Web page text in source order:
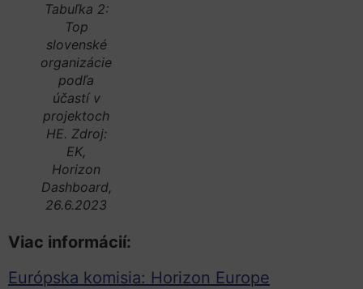
Tabuľka 2:
Top
slovenské
organizácie
podľa
účastí v
projektoch
HE. Zdroj:
EK,
Horizon
Dashboard,
26.6.2023
Viac informácií:
Európska komisia: Horizon Europe